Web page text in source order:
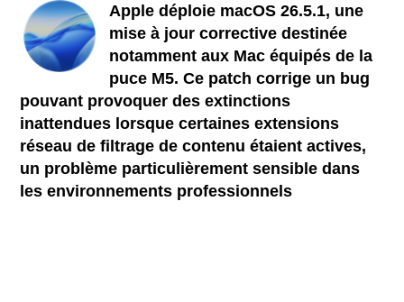
Apple déploie macOS 26.5.1, une
mise à jour corrective destinée
notamment aux Mac équipés de la
puce M5. Ce patch corrige un bug
pouvant provoquer des extinctions
inattendues lorsque certaines extensions
réseau de filtrage de contenu étaient actives,
un problème particulièrement sensible dans
les environnements professionnels